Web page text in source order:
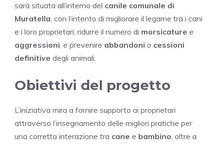
sarà situata all’interno del canile comunale di
Muratella, con l’intento di migliorare il legame tra i cani
e i loro proprietari, ridurre il numero di morsicature e
aggressioni, e prevenire abbandoni o cessioni
definitive degli animali.
Obiettivi del progetto
L’iniziativa mira a fornire supporto ai proprietari
attraverso l’insegnamento delle migliori pratiche per
una corretta interazione tra cane e bambino, oltre a